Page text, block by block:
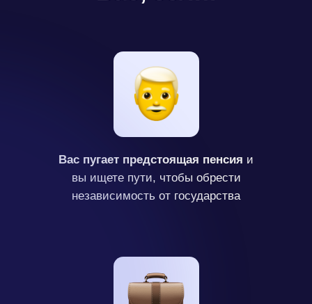
Вас пугает предстоящая пенсия и
вы ищете пути, чтобы обрести
независимость от государства